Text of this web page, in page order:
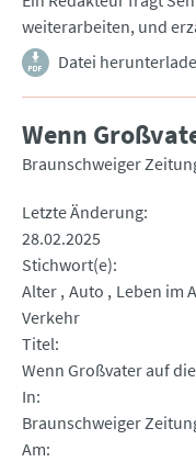
weiterarbeiten, und
Datei
Wenn
Braunschweiger
Letzte Änderung
28.02.2025
Stichwort(e)
Alter Auto Leben im
Verkehr
Titel
Wenn Großvater auf
In
Braunschweiger
Am